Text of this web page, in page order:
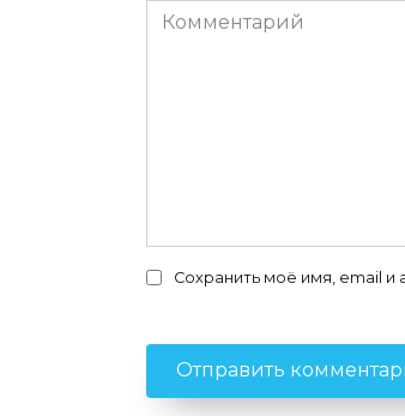
Комментарий
Сохранить моё имя, email и